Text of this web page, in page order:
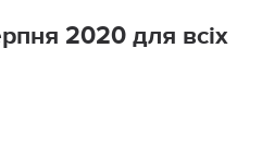
2020 для всіх